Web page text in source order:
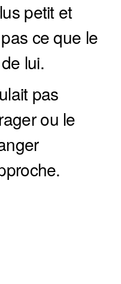
petit et
ce que le
lui.
pas
ou le